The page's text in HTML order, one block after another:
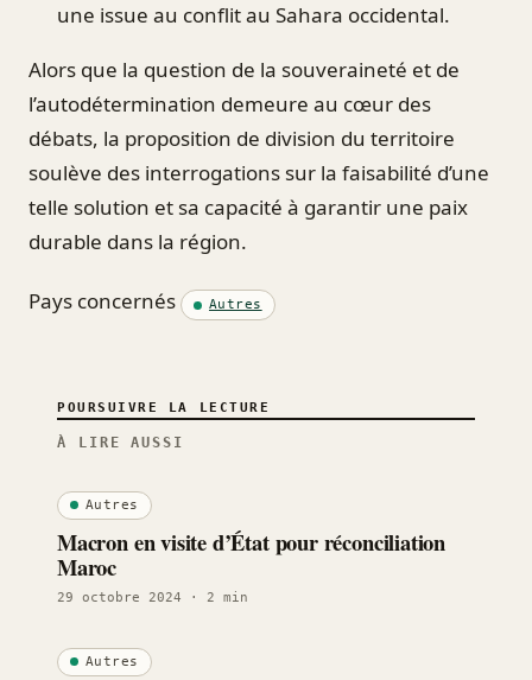
une issue au conflit au Sahara occidental.
Alors que la question de la souveraineté et de
l’autodétermination demeure au cœur des
débats, la proposition de division du territoire
soulève des interrogations sur la faisabilité d’une
telle solution et sa capacité à garantir une paix
durable dans la région.
Pays concernés Autres
POURSUIVRE LA LECTURE
À LIRE AUSSI
Autres
Macron en visite d’État pour réconciliation
Maroc
29 octobre 2024 · 2 min
Autres